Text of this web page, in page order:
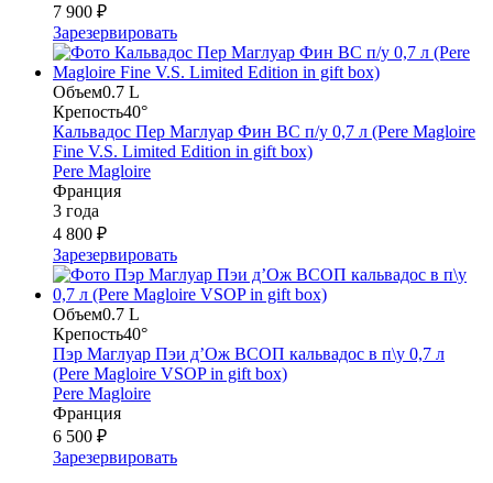
7 900 ₽
Зарезервировать
Объем0.7 L
Крепость40°
Кальвадос Пер Маглуар Фин ВС п/у 0,7 л (Pere Magloire
Fine V.S. Limited Edition in gift box)
Pere Magloire
Франция
3 года
4 800 ₽
Зарезервировать
Объем0.7 L
Крепость40°
Пэр Маглуар Пэи д’Ож ВСОП кальвадос в п\у 0,7 л
(Pere Magloire VSOP in gift box)
Pere Magloire
Франция
6 500 ₽
Зарезервировать